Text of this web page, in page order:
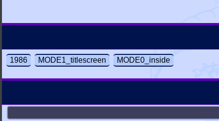
1986 MODE1_titlescreen MODE0_inside